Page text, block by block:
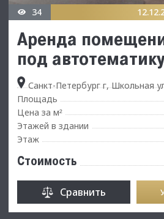
34
Аренда
под
Санкт-Петербург г, Школьная
Площадь
Цена за м²
Этажей в здании
Этаж
Стоимость
Сравнить